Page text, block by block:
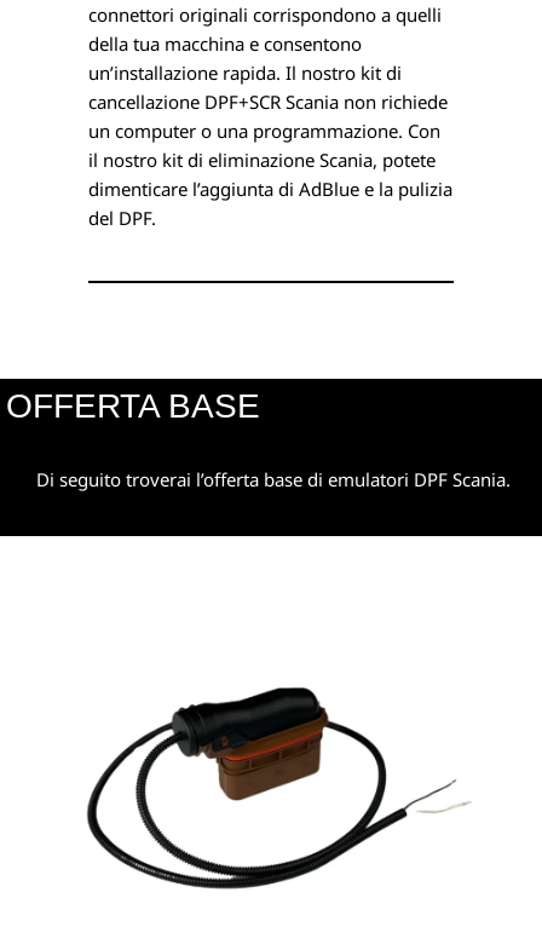
connettori originali corrispondono a quelli
della tua macchina e consentono
un’installazione rapida. Il nostro kit di
cancellazione DPF+SCR Scania non richiede
un computer o una programmazione. Con
il nostro kit di eliminazione Scania, potete
dimenticare l’aggiunta di AdBlue e la pulizia
del DPF.
OFFERTA BASE
Di seguito troverai l’offerta base di emulatori DPF Scania.